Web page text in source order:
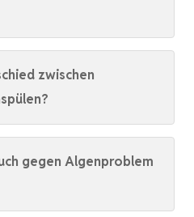
zwischen
gegen Algenproblem